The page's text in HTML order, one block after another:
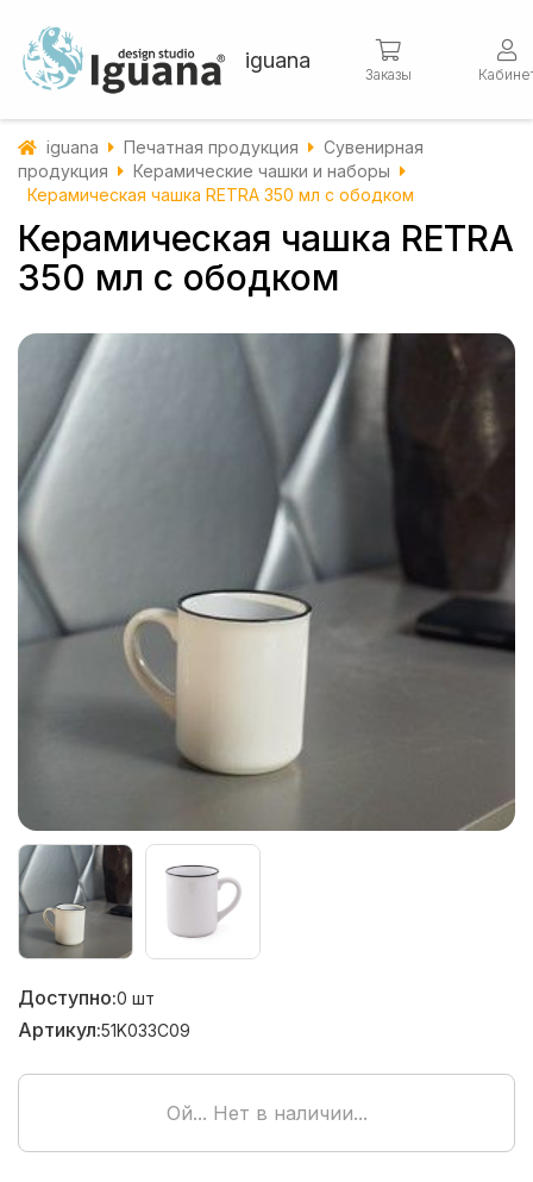
iguana
Заказы
iguana Печатная продукция
Сувенирная
продукция
Керамические чашки и наборы
Керамическая чашка RETRA 350 мл с ободком
Керамическая чашка RETRA
350 мл с ободком
Доступно:0 шт
Артикул:51K033C09
Ой... Нет в наличии...